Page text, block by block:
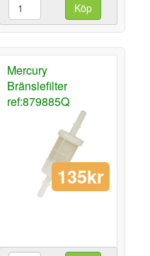
Köp
Mercury
Bränslefilter
ref:879885Q
135kr